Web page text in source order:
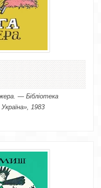
— Бібліотека
1983